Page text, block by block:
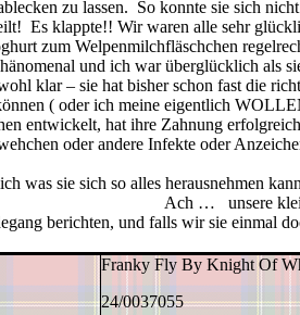
zu lassen. So konnte sie sich
Es klappte!! Wir waren alle sehr
zum Welpenmilchfläschchen
und ich war überglücklich als
klar – sie hat bisher schon fast die
( oder ich meine eigentlich
entwickelt, hat ihre Zahnung
oder andere Infekte oder
was sie sich so alles herausnehmen
Ach … unsere
berichten, und falls wir sie einmal
Franky Fly By Knight Of
24/0037055